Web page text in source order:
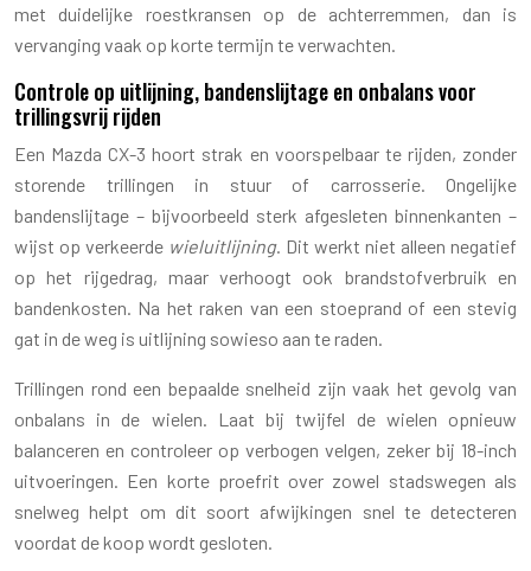
met duidelijke roestkransen op de achterremmen, dan is
vervanging vaak op korte termijn te verwachten.
Controle op uitlijning, bandenslijtage en onbalans voor
trillingsvrij rijden
Een Mazda CX-3 hoort strak en voorspelbaar te rijden, zonder
storende trillingen in stuur of carrosserie. Ongelijke
bandenslijtage – bijvoorbeeld sterk afgesleten binnenkanten –
wijst op verkeerde wieluitlijning. Dit werkt niet alleen negatief
op het rijgedrag, maar verhoogt ook brandstofverbruik en
bandenkosten. Na het raken van een stoeprand of een stevig
gat in de weg is uitlijning sowieso aan te raden.
Trillingen rond een bepaalde snelheid zijn vaak het gevolg van
onbalans in de wielen. Laat bij twijfel de wielen opnieuw
balanceren en controleer op verbogen velgen, zeker bij 18-inch
uitvoeringen. Een korte proefrit over zowel stadswegen als
snelweg helpt om dit soort afwijkingen snel te detecteren
voordat de koop wordt gesloten.